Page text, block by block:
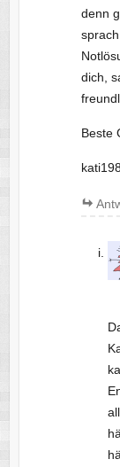
denn
dich,
Beste